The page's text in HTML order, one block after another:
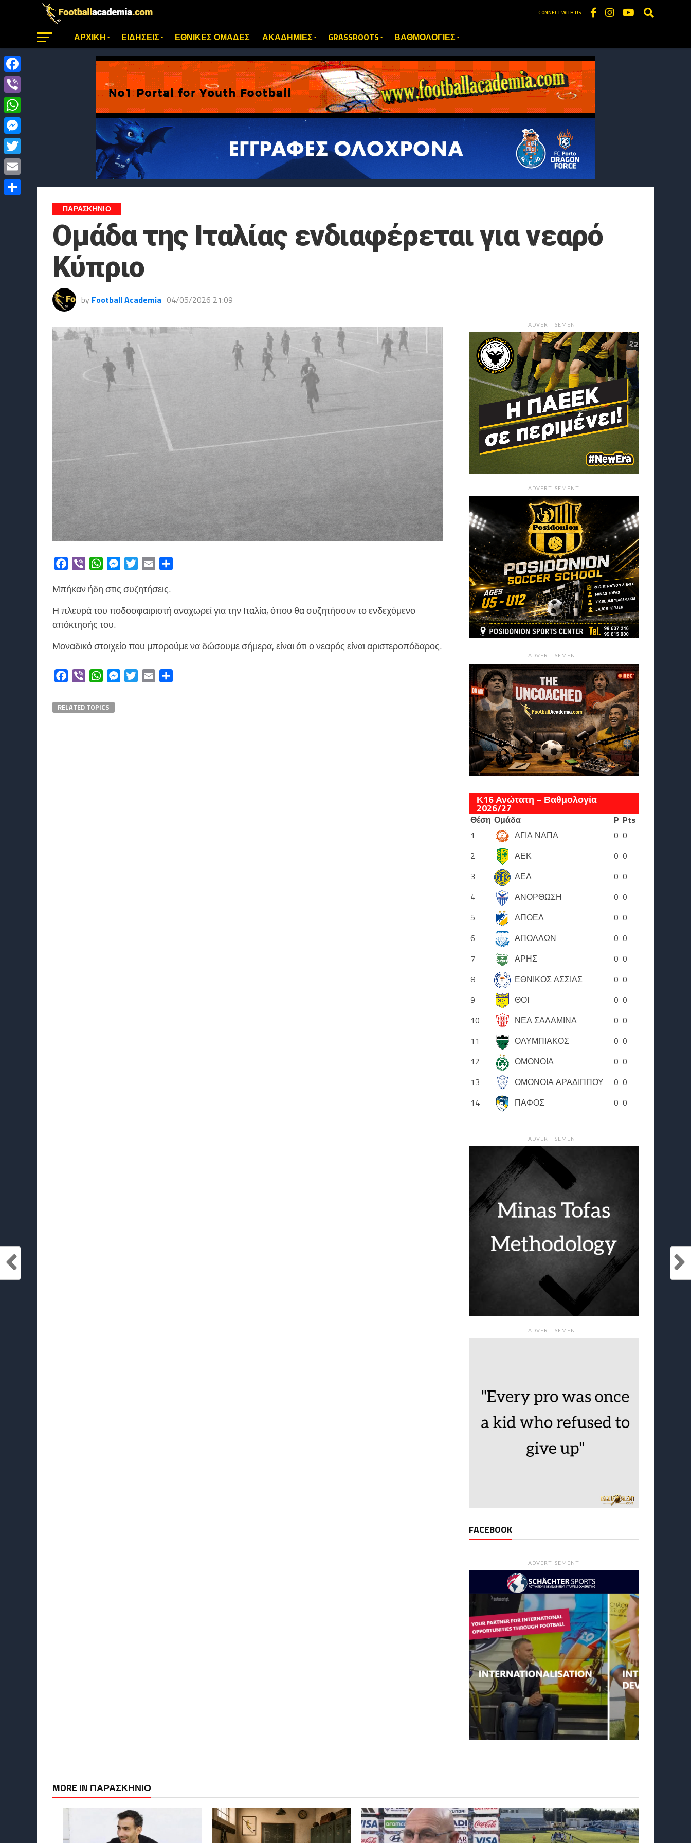
CONNECT WITH US
ΑΡΧΙΚΗ ΕΙΔΗΣΕΙΣ ΕΘΝΙΚΕΣ ΟΜΑΔΕΣ ΑΚΑΔΗΜΙΕΣ GRASSROOTS ΒΑΘΜΟΛΟΓΙΕΣ
ΠΑΡΑΣΚΉΝΙΟ
Ομάδα της Ιταλίας ενδιαφέρεται για νεαρό
Κύπριο
by Football Academia 04/05/2026 21:09
Facebook
Viber WhatsAppMessengerTwitterEmail
Μπήκαν ήδη στις συζητήσεις.
Η πλευρά του ποδοσφαιριστή αναχωρεί για την Ιταλία, όπου θα συζητήσουν το ενδεχόμενο
απόκτησής του.
Μοναδικό στοιχείο που μπορούμε να δώσουμε σήμερα, είναι ότι ο νεαρός είναι αριστεροπόδαρος.
Facebook
Viber WhatsAppMessengerTwitterEmail
RELATED TOPICS
ADVERTISEMENT
ADVERTISEMENT
ADVERTISEMENT
Κ16 Ανώτατη – Βαθμολογία
2026/27
Θέση Ομάδα P Pts
1
ΑΓΙΑ ΝΑΠΑ 0 0
2
ΑΕΚ 0 0
3
ΑΕΛ 0 0
4
ΑΝΟΡΘΩΣΗ 0 0
5
ΑΠΟΕΛ 0 0
6
ΑΠΟΛΛΩΝ 0 0
7
ΑΡΗΣ 0 0
8
ΕΘΝΙΚΟΣ ΑΣΣΙΑΣ 0 0
9
ΘΟΙ 0 0
10
ΝΕΑ ΣΑΛΑΜΙΝΑ 0 0
11
ΟΛΥΜΠΙΑΚΟΣ 0 0
12
ΟΜΟΝΟΙΑ 0 0
13
ΟΜΟΝΟΙΑ ΑΡΑΔΙΠΠΟΥ 0 0
14
ΠΑΦΟΣ 0 0
ADVERTISEMENT
ADVERTISEMENT
FACEBOOK
ADVERTISEMENT
MORE IN ΠΑΡΑΣΚΉΝΙΟ
Facebook
Viber
WhatsApp
Messenger
Twitter
Email